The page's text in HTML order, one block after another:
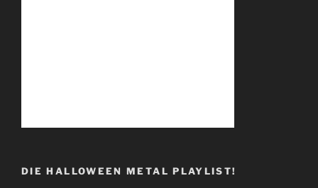
DIE HALLOWEEN METAL PLAYLIST!